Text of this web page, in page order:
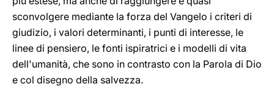
sconvolgere mediante la forza del Vangelo i criteri di
giudizio, i valori determinanti, i punti di interesse, le
linee di pensiero, le fonti ispiratrici e i modelli di vita
dell'umanità, che sono in contrasto con la Parola di Dio
e col disegno della salvezza.